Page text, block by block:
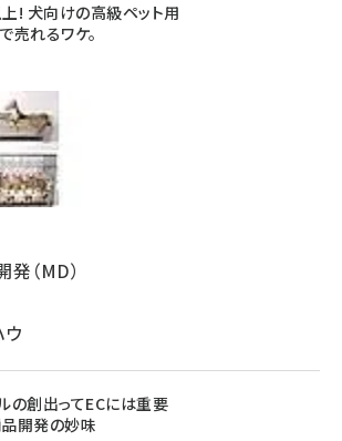
! 犬向けの高級ペット用
れるワケ。
（MD）
ウ
の創出ってECには重要
開発の妙味